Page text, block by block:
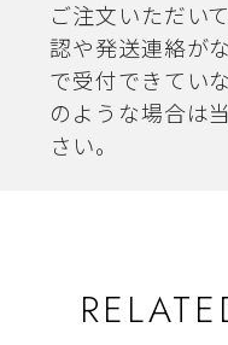
ご注文いただい
認や発送連絡が
で受付できてい
のような場合は
さい。